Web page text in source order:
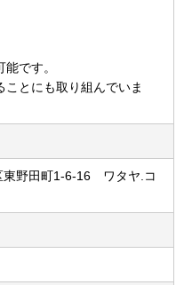
です。
とにも取り組んでいま
東野田町1-6-16 ワタヤ.コ